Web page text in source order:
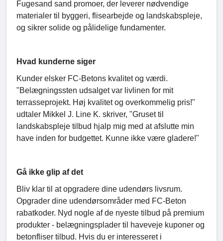
Fugesand sand promoer, der leverer nødvendige
materialer til byggeri, flisearbejde og landskabspleje,
og sikrer solide og pålidelige fundamenter.
Hvad kunderne siger
Kunder elsker FC-Betons kvalitet og værdi.
"Belægningssten udsalget var livlinen for mit
terrasseprojekt. Høj kvalitet og overkommelig pris!"
udtaler Mikkel J. Line K. skriver, "Gruset til
landskabspleje tilbud hjalp mig med at afslutte min
have inden for budgettet. Kunne ikke være gladere!"
Gå ikke glip af det
Bliv klar til at opgradere dine udendørs livsrum.
Opgrader dine udendørsområder med FC-Beton
rabatkoder. Nyd nogle af de nyeste tilbud på premium
produkter - belægningsplader til haveveje kuponer og
betonfliser tilbud. Hvis du er interesseret i